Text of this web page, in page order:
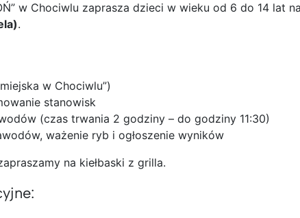
w Chociwlu zaprasza dzieci w wieku od 6 do 14 lat
.
w Chociwlu”)
stanowisk
(czas trwania 2 godziny – do godziny 11:30)
ważenie ryb i ogłoszenie wyników
na kiełbaski z grilla.